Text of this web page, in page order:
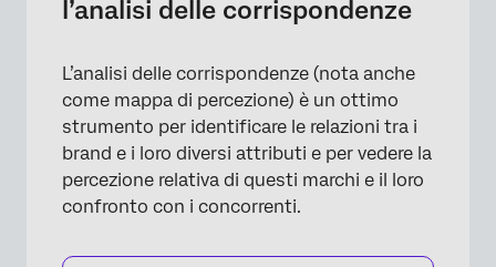
Nascondere e rinominare i Brand e i Tratti
Cambiare i colori del Brand e degli Attributi
Opzioni aggiuntive
Interpretazione
l’analisi delle corrispondenze
L’analisi delle corrispondenze (nota anche
come mappa di percezione) è un ottimo
strumento per identificare le relazioni tra i
brand e i loro diversi attributi e per vedere la
percezione relativa di questi marchi e il loro
confronto con i concorrenti.